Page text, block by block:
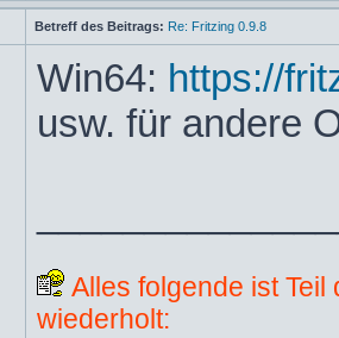
Betreff des Beitrags: Re: Fritzing 0.9.8
Win64: https://
usw. für andere
Alles folgende ist
wiederholt: